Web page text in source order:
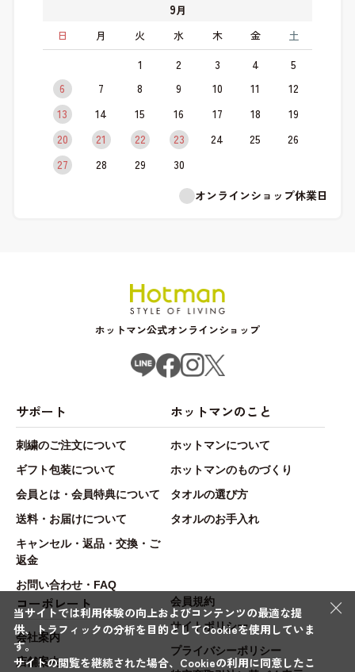
9月
日
月 火 水 木 金 土
1 2 3 4
5
6
7 8 9 10 11
12
13
14 15 16 17 18
19
20
21 22 23 24 25
26
27
28 29
30
オンラインショップ休業日
ホットマン公式オンラインショップ
サポート
刺繍のご注文について
ギフト包装について
会員とは・会員特典について
送料・お届けについて
キャンセル・返品・交換・ご
返金
お問い合わせ・FAQ
ホットマンのこと
ホットマンについて
ホットマンのものづくり
タオルの選び方
タオルのお手入れ
コーポレート
会社案内
店舗案内
会員規約
サイトポリシー
プライバシーポリシー
×
当サイトでは利用体験の向上およびコンテンツの最適な提
供、トラフィックの分析を目的としてCookieを使用していま
す。
サイトの閲覧を継続された場合、Cookieの利用に同意したこ